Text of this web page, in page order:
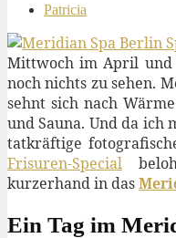
Patricia
Mittwoch im April
noch nichts zu sehen.
sehnt sich nach
und Sauna. Und da ich
tatkräftige
Frisuren-Special
kurzerhand in das
Ein Tag im